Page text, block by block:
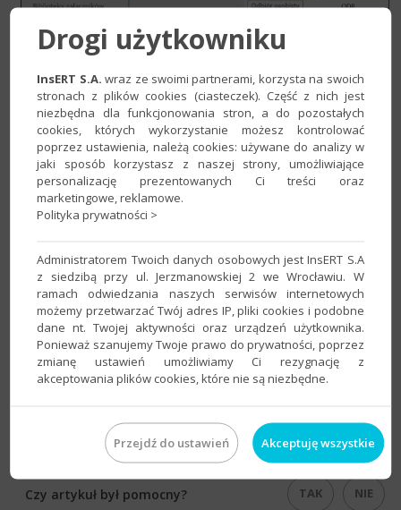
2. Przejść do zakładki Parametry, w polu Zapisuj
zamówienia wysyłkowe od:ustawić żądaną
datę i zatwierdzić zmiany przyciskiem
Zapisz
Uwaga!Położenie pola może się różnić w zależności od
wybranego konta integracji.
​​Temat należy do:Zbioru zagadnień e-Pomocy istotnych
przy konfigurowaniu i rozpoczęciu pracy z Sello NX​.​
Czy artykuł był pomocny? TAK NIE
Drogi użytkowniku
InsERT S.A. wraz ze swoimi partnerami, korzysta na swoich
stronach z plików cookies (ciasteczek). Część z nich jest
niezbędna dla funkcjonowania stron, a do pozostałych
cookies, których wykorzystanie możesz kontrolować
poprzez ustawienia, należą cookies: używane do analizy w
jaki sposób korzystasz z naszej strony, umożliwiające
personalizację prezentowanych Ci treści oraz
marketingowe, reklamowe.
Polityka prywatności >
Administratorem Twoich danych osobowych jest InsERT S.A
z siedzibą przy ul. Jerzmanowskiej 2 we Wrocławiu. W
ramach odwiedzania naszych serwisów internetowych
możemy przetwarzać Twój adres IP, pliki cookies i podobne
dane nt. Twojej aktywności oraz urządzeń użytkownika.
Ponieważ szanujemy Twoje prawo do prywatności, poprzez
zmianę ustawień umożliwiamy Ci rezygnację z
akceptowania plików cookies, które nie są niezbędne.
Przejdź do ustawień Akceptuję wszystkie